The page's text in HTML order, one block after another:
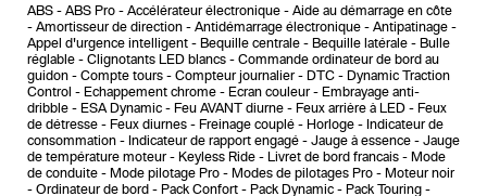
ABS ABS Pro Accélérateur électronique
Aide au démarrage en côte
Amortisseur de direction
Antidémarrage électronique
Antipatinage
Appel d'urgence intelligent
Bequille centrale Bequille latérale
Bulle
réglable
Clignotants LED blancs
Commande ordinateur de bord au
guidon
Compte tours Compteur journalier
DTC - Dynamic Traction
Control
Echappement chrome Ecran couleur
Embrayage anti-
dribble
ESA Dynamic Feu AVANT diurne Feux arrière à LED
Feux
de détresse
Feux diurnes Freinage couplé Horloge
Indicateur de
consommation
Indicateur de rapport engagé Jauge à essence
Jauge
de température moteur
Keyless Ride Livret de bord francais
Mode
de conduite
Mode pilotage Pro Modes de pilotages Pro
Moteur noir
Ordinateur de bord
Pack Confort Pack Dynamic
Pack Touring